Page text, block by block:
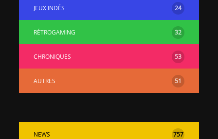
JEUX INDÉS 24
RÉTROGAMING 32
CHRONIQUES 53
AUTRES 51
NEWS 757